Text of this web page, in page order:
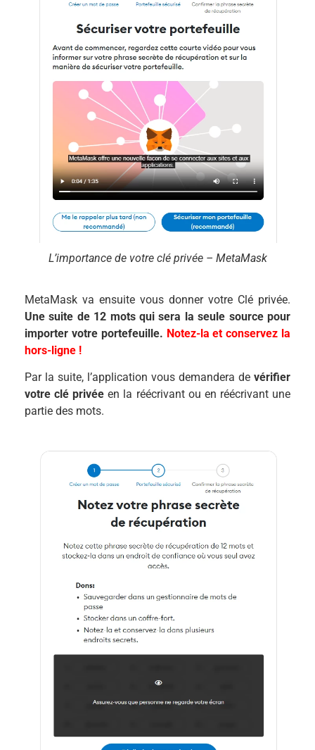
L’importance de votre clé privée – MetaMask
MetaMask va ensuite vous donner votre Clé privée.
Une suite de 12 mots qui sera la seule source pour
importer votre portefeuille. Notez-la et conservez la
hors-ligne !
Par la suite, l’application vous demandera de vérifier
votre clé privée en la réécrivant ou en réécrivant une
partie des mots.